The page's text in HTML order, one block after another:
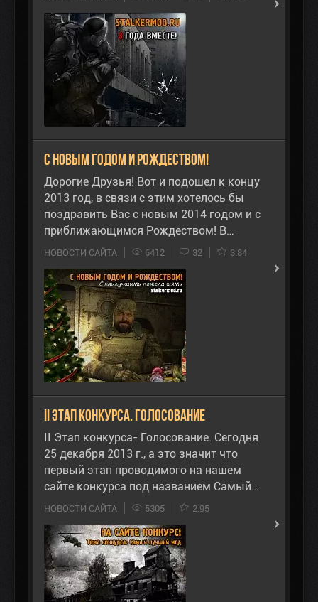
С новым годом и Рождеством!
Дорогие Друзья! Вот и подошел к концу
2013 год, в связи с этим хотелось бы
поздравить Вас с новым 2014 годом и с
приближающимся Рождеством! В…
НОВОСТИ САЙТА 6412 32 3.84
II Этап конкурса. Голосование
II Этап конкурса- Голосование. Сегодня
25 декабря 2013 г., а это значит что
первый этап проводимого на нашем
сайте конкурса под названием Самый…
НОВОСТИ САЙТА 5305 2.95